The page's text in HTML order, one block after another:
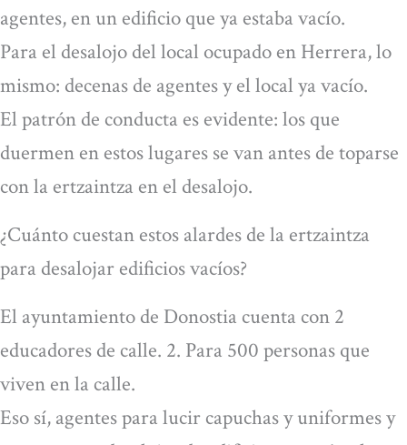
agentes, en un edificio que ya estaba vacío.
Para el desalojo del local ocupado en Herrera, lo
mismo: decenas de agentes y el local ya vacío.
El patrón de conducta es evidente: los que
duermen en estos lugares se van antes de toparse
con la ertzaintza en el desalojo.
¿Cuánto cuestan estos alardes de la ertzaintza
para desalojar edificios vacíos?
El ayuntamiento de Donostia cuenta con 2
educadores de calle. 2. Para 500 personas que
viven en la calle.
Eso sí, agentes para lucir capuchas y uniformes y